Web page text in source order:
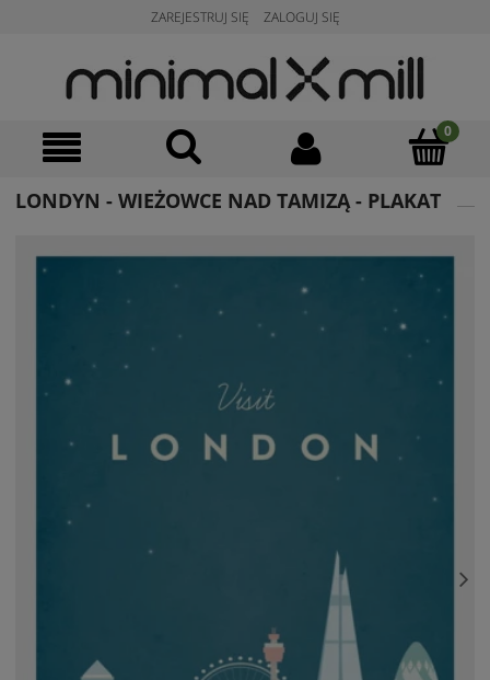
ZAREJESTRUJ SIĘ ZALOGUJ SIĘ
LONDYN - WIEŻOWCE NAD TAMIZĄ - PLAKAT